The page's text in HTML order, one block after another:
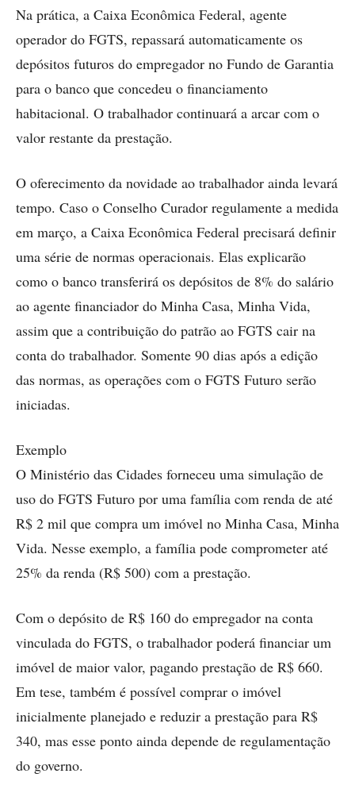
Na prática, a Caixa Econômica Federal, agente
operador do FGTS, repassará automaticamente os
depósitos futuros do empregador no Fundo de Garantia
para o banco que concedeu o financiamento
habitacional. O trabalhador continuará a arcar com o
valor restante da prestação.
O oferecimento da novidade ao trabalhador ainda levará
tempo. Caso o Conselho Curador regulamente a medida
em março, a Caixa Econômica Federal precisará definir
uma série de normas operacionais. Elas explicarão
como o banco transferirá os depósitos de 8% do salário
ao agente financiador do Minha Casa, Minha Vida,
assim que a contribuição do patrão ao FGTS cair na
conta do trabalhador. Somente 90 dias após a edição
das normas, as operações com o FGTS Futuro serão
iniciadas.
Exemplo
O Ministério das Cidades forneceu uma simulação de
uso do FGTS Futuro por uma família com renda de até
R$ 2 mil que compra um imóvel no Minha Casa, Minha
Vida. Nesse exemplo, a família pode comprometer até
25% da renda (R$ 500) com a prestação.
Com o depósito de R$ 160 do empregador na conta
vinculada do FGTS, o trabalhador poderá financiar um
imóvel de maior valor, pagando prestação de R$ 660.
Em tese, também é possível comprar o imóvel
inicialmente planejado e reduzir a prestação para R$
340, mas esse ponto ainda depende de regulamentação
do governo.